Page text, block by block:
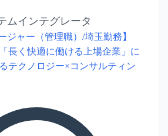
ムインテグレータ
ジャー（管理職）/埼玉勤務】
長く快適に働ける上場企業」に
テクノロジー×コンサルティン